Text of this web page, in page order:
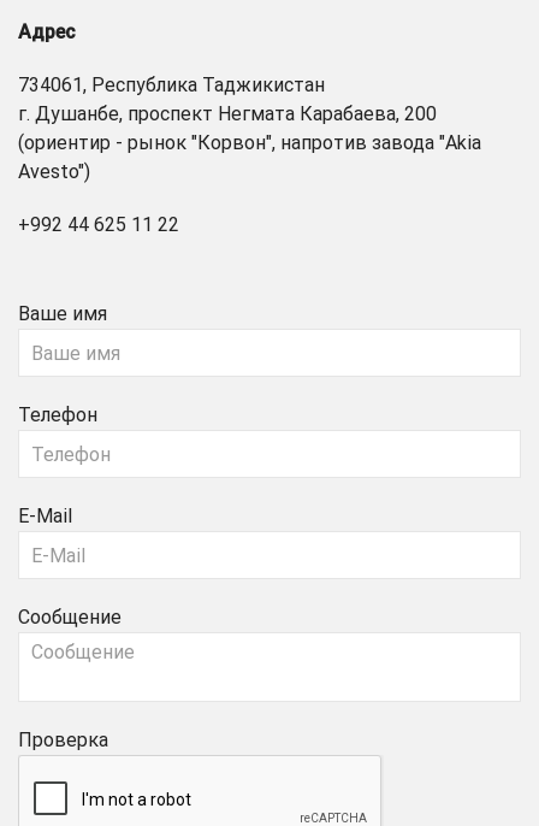
Адрес
734061, Республика Таджикистан
г. Душанбе, проспект Негмата Карабаева, 200
(ориентир - рынок "Корвон", напротив завода "Akia
Avesto")
+992 44 625 11 22
Ваше имя
Телефон
E-Mail
Сообщение
Проверка